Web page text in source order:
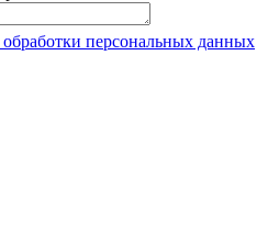
персональных данных